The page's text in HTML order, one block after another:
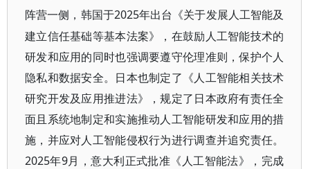
阵营一侧，韩国于2025年出台《关于发展人工智能及
建立信任基础等基本法案》，在鼓励人工智能技术的
研发和应用的同时也强调要遵守伦理准则，保护个人
隐私和数据安全。日本也制定了《人工智能相关技术
研究开发及应用推进法》，规定了日本政府有责任全
面且系统地制定和实施推动人工智能研发和应用的措
施，并应对人工智能侵权行为进行调查并追究责任。
2025年9月，意大利正式批准《人工智能法》，完成